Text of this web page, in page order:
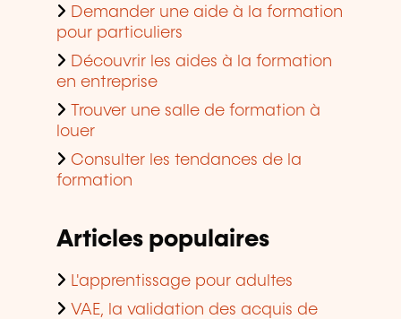
Demander une aide à la formation
pour particuliers
Découvrir les aides à la formation
en entreprise
Trouver une salle de formation à
louer
Consulter les tendances de la
formation
Articles populaires
L'apprentissage pour adultes
VAE, la validation des acquis de